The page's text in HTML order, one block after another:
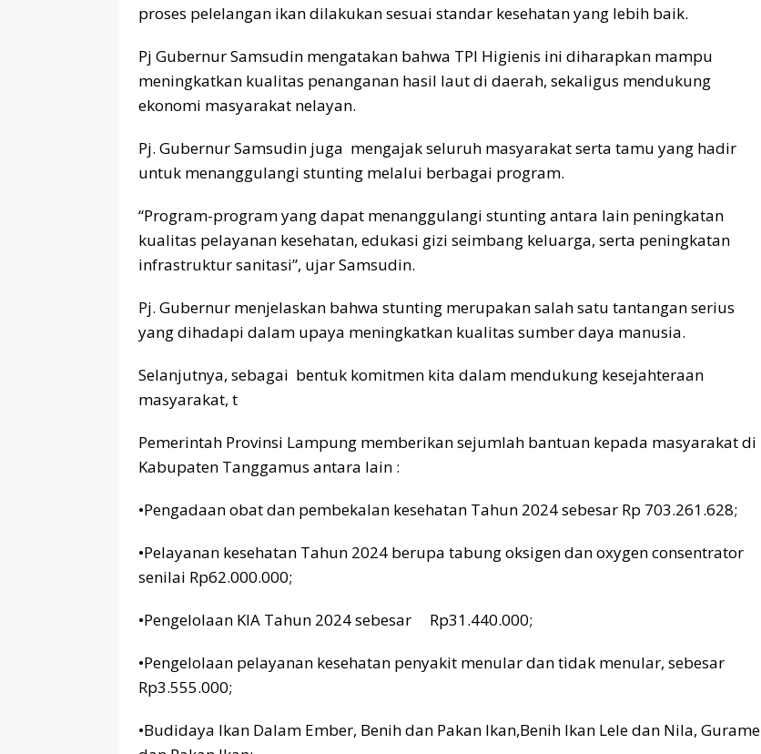
proses pelelangan ikan dilakukan sesuai standar kesehatan yang lebih baik.
Pj Gubernur Samsudin mengatakan bahwa TPI Higienis ini diharapkan mampu
meningkatkan kualitas penanganan hasil laut di daerah, sekaligus mendukung
ekonomi masyarakat nelayan.
Pj. Gubernur Samsudin juga mengajak seluruh masyarakat serta tamu yang hadir
untuk menanggulangi stunting melalui berbagai program.
“Program-program yang dapat menanggulangi stunting antara lain peningkatan
kualitas pelayanan kesehatan, edukasi gizi seimbang keluarga, serta peningkatan
infrastruktur sanitasi”, ujar Samsudin.
Pj. Gubernur menjelaskan bahwa stunting merupakan salah satu tantangan serius
yang dihadapi dalam upaya meningkatkan kualitas sumber daya manusia.
Selanjutnya, sebagai bentuk komitmen kita dalam mendukung kesejahteraan
masyarakat, t
Pemerintah Provinsi Lampung memberikan sejumlah bantuan kepada masyarakat di
Kabupaten Tanggamus antara lain :
•Pengadaan obat dan pembekalan kesehatan Tahun 2024 sebesar Rp 703.261.628;
•Pelayanan kesehatan Tahun 2024 berupa tabung oksigen dan oxygen consentrator
senilai Rp62.000.000;
•Pengelolaan KIA Tahun 2024 sebesar Rp31.440.000;
•Pengelolaan pelayanan kesehatan penyakit menular dan tidak menular, sebesar
Rp3.555.000;
•Budidaya Ikan Dalam Ember, Benih dan Pakan Ikan,Benih Ikan Lele dan Nila, Gurame